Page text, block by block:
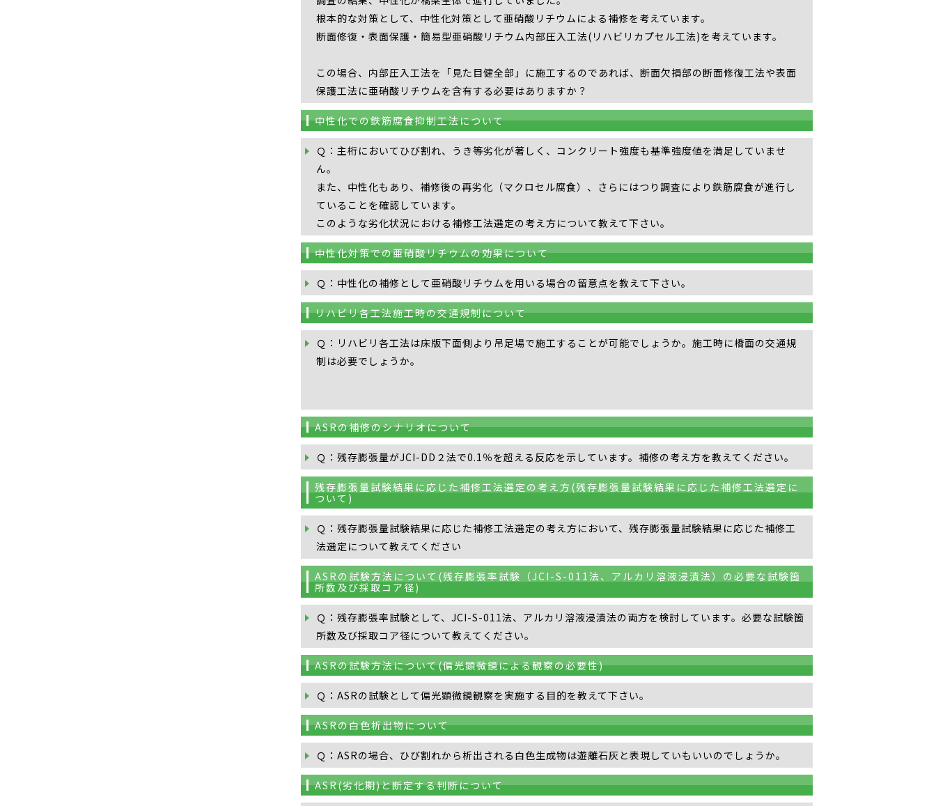
根本的な対策として、中性化対策として亜硝酸リチウムによる補修を考えています。
断面修復・表面保護・簡易型亜硝酸リチウム内部圧入工法(リハビリカプセル工法)を考えています。
この場合、内部圧入工法を「見た目健全部」に施工するのであれば、断面欠損部の断面修復工法や表面
保護工法に亜硝酸リチウムを含有する必要はありますか？
中性化での鉄筋腐食抑制工法について
Ｑ：主桁においてひび割れ、うき等劣化が著しく、コンクリート強度も基準強度値を満足していませ
ん。
また、中性化もあり、補修後の再劣化（マクロセル腐食）、さらにはつり調査により鉄筋腐食が進行し
ていることを確認しています。
このような劣化状況における補修工法選定の考え方について教えて下さい。
中性化対策での亜硝酸リチウムの効果について
Ｑ：中性化の補修として亜硝酸リチウムを用いる場合の留意点を教えて下さい。
リハビリ各工法施工時の交通規制について
Ｑ：リハビリ各工法は床版下面側より吊足場で施工することが可能でしょうか。施工時に橋面の交通規
制は必要でしょうか。
ASRの補修のシナリオについて
Ｑ：残存膨張量がJCI-DD２法で0.1％を超える反応を示しています。補修の考え方を教えてください。
残存膨張量試験結果に応じた補修工法選定の考え方(残存膨張量試験結果に応じた補修工法選定に
ついて)
Ｑ：残存膨張量試験結果に応じた補修工法選定の考え方において、残存膨張量試験結果に応じた補修工
法選定について教えてください
ASRの試験方法について(残存膨張率試験（JCI-S-011法、アルカリ溶液浸漬法）の必要な試験箇
所数及び採取コア径)
Ｑ：残存膨張率試験として、JCI-S-011法、アルカリ溶液浸漬法の両方を検討しています。必要な試験箇
所数及び採取コア径について教えてください。
ASRの試験方法について(偏光顕微鏡による観察の必要性)
Ｑ：ASRの試験として偏光顕微鏡観察を実施する目的を教えて下さい。
ASRの白色析出物について
Ｑ：ASRの場合、ひび割れから析出される白色生成物は遊離石灰と表現していもいいのでしょうか。
ASR(劣化期)と断定する判断について